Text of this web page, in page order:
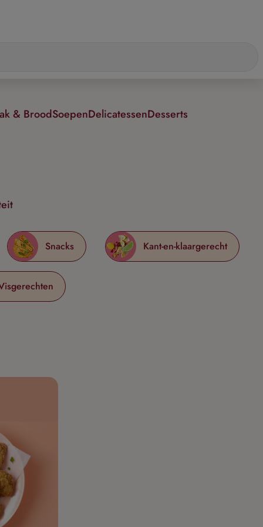
& BroodSoepenDelicatessenDesserts
Snacks Kant-en-klaargerecht